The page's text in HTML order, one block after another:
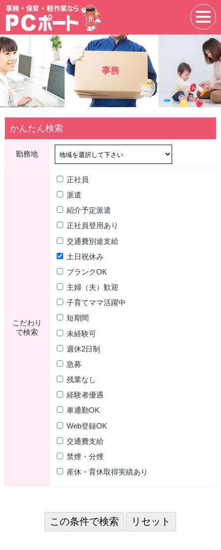
事務
かんたん検索
勤務地
こだわり
で検索
正社員
派遣
紹介予定派遣
正社員登用あり
交通費別途支給
土日祝休み
ブランクOK
主婦（夫）歓迎
子育てママ活躍中
短期間
未経験可
週休2日制
急募
残業なし
経験者優遇
車通勤OK
Web登録OK
交通費支給
禁煙・分煙
産休・育休取得実績あり